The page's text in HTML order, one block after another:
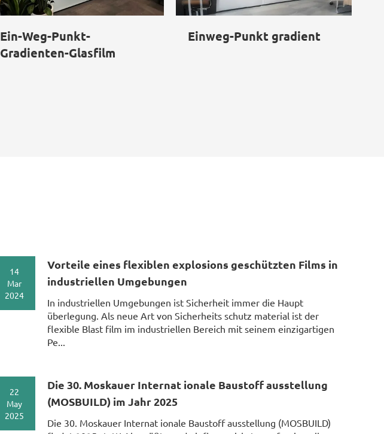
Ein-Weg-Punkt-
Gradienten-Glasfilm
Einweg-Punkt gradient
14
Mar
2024
Vorteile eines flexiblen explosions geschützten Films in
industriellen Umgebungen
In industriellen Umgebungen ist Sicherheit immer die Haupt
überlegung. Als neue Art von Sicherheits schutz material ist der
flexible Blast film im industriellen Bereich mit seinem einzigartigen
Pe...
22
May
2025
Die 30. Moskauer Internat ionale Baustoff ausstellung
(MOSBUILD) im Jahr 2025
Die 30. Moskauer Internat ionale Baustoff ausstellung (MOSBUILD)